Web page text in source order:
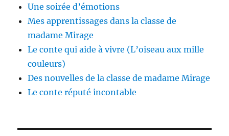
Une soirée d’émotions
Mes apprentissages dans la classe de
madame Mirage
Le conte qui aide à vivre (L’oiseau aux mille
couleurs)
Des nouvelles de la classe de madame Mirage
Le conte réputé incontable